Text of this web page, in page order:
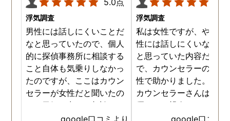
浮気調査
男性には話しにくいことだ
なと思っていたので、個人
的に探偵事務所に相談する
こと自体も気乗りしなかっ
たのですが、ここはカウン
セラーが女性だと聞いたの
で、勇気を出して相談して
みることにしました。感極
google口コミより
浮気調査
私は女性ですが、やはり
性には話しにくいな。。
と思っていた内容だった
で、カウンセラーの方が
性で助かりました。MR
カウンセラーさんはすご
優しくて親身になって話
聞いてくれるので思わず
google口コミ